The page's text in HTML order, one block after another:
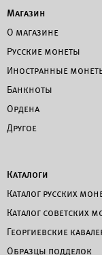
Магазин
О магазине
Русские монеты
Иностранные
Банкноты
Ордена
Другое
Каталоги
Каталог русских
Каталог советских
Георгиевские
Образцы подделок